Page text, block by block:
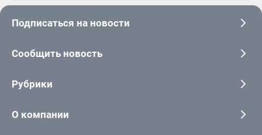
Подписаться на новости
Сообщить новость
Рубрики
О компании